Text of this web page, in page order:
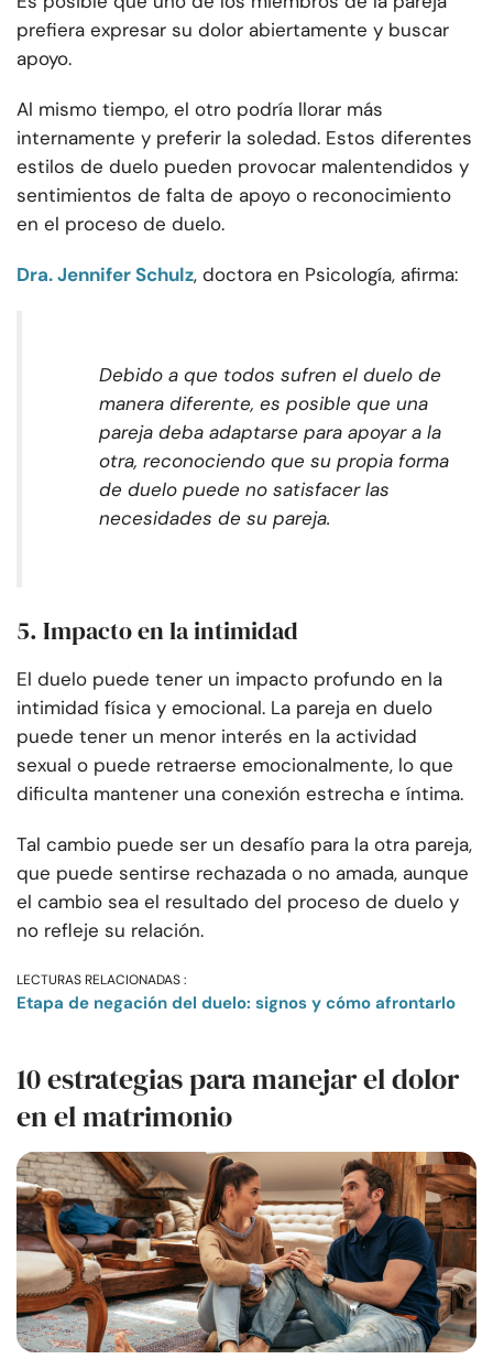
prefiera expresar su dolor abiertamente y buscar
apoyo.
Al mismo tiempo, el otro podría llorar más
internamente y preferir la soledad. Estos diferentes
estilos de duelo pueden provocar malentendidos y
sentimientos de falta de apoyo o reconocimiento
en el proceso de duelo.
Dra. Jennifer Schulz, doctora en Psicología, afirma:
Debido a que todos sufren el duelo de
manera diferente, es posible que una
pareja deba adaptarse para apoyar a la
otra, reconociendo que su propia forma
de duelo puede no satisfacer las
necesidades de su pareja.
5. Impacto en la intimidad
El duelo puede tener un impacto profundo en la
intimidad física y emocional. La pareja en duelo
puede tener un menor interés en la actividad
sexual o puede retraerse emocionalmente, lo que
dificulta mantener una conexión estrecha e íntima.
Tal cambio puede ser un desafío para la otra pareja,
que puede sentirse rechazada o no amada, aunque
el cambio sea el resultado del proceso de duelo y
no refleje su relación.
LECTURAS RELACIONADAS :
Etapa de negación del duelo: signos y cómo afrontarlo
10 estrategias para manejar el dolor
en el matrimonio